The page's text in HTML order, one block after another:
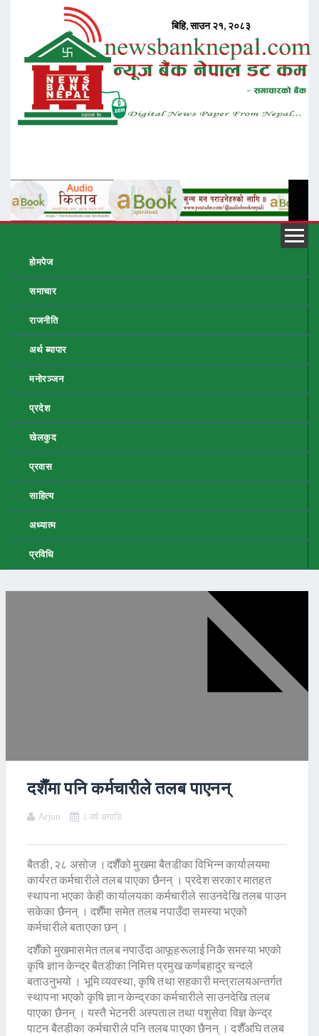
होमपेज
समाचार
राजनीति
अर्थ ब्यापार
मनोरञ्जन
प्रदेश
खेलकुद
प्रवास
साहित्य
अध्यात्म
प्रविधि
दशैँमा पनि कर्मचारीले तलब पाएनन्
Arjun ८ वर्ष अगाडि
बैतडी, २८ असोज ।दशैँको मुखमा बैतडीका विभिन्न कार्यालयमा
कार्यरत कर्मचारीले तलब पाएका छैनन् । प्रदेश सरकार मातहत
स्थापना भएका केही कार्यालयका कर्मचारीले साउनदेखि तलब पाउन
सकेका छैनन् । दशैँमा समेत तलब नपाउँदा समस्या भएको
कर्मचारीले बताएका छन् ।
दशैँको मुखमासमेत तलब नपाउँदा आफूहरूलाई निकै समस्या भएको
कृषि ज्ञान केन्द्र बैतडीका निमित्त प्रमुख कर्णबहादुर चन्दले
बताउनुभयो । भूमि व्यवस्था, कृषि तथा सहकारी मन्त्रालयअन्तर्गत
स्थापना भएको कृषि ज्ञान केन्द्रका कर्मचारीले साउनदेखि तलब
पाएका छैनन् । यस्तै भेटनरी अस्पताल तथा पशुसेवा विज्ञ केन्द्र
पाटन बैतडीका कर्मचारीले पनि तलब पाएका छैनन् । दशैँअघि तलब